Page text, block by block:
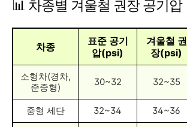
📊 차종별 겨울철 권장 공기압
차종
표준 공기
압(psi)
겨울철 권
장(psi)
소형차(경차,
준중형)
30~32 32~35
중형 세단 32~34 34~36